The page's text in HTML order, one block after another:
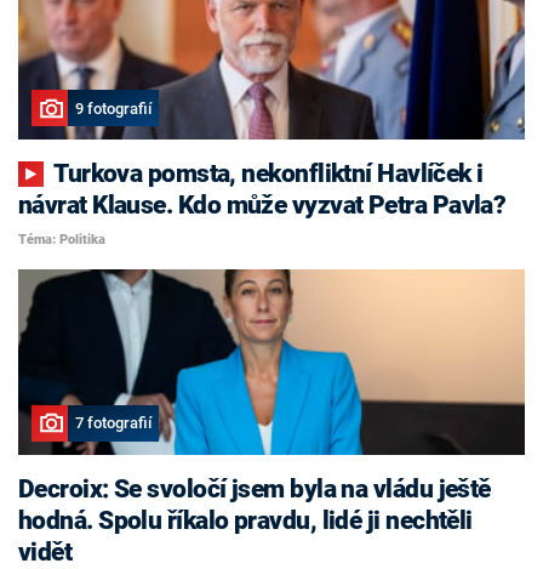
9 fotografií
Turkova pomsta, nekonfliktní Havlíček i
návrat Klause. Kdo může vyzvat Petra Pavla?
Téma: Politika
7 fotografií
Decroix: Se svoločí jsem byla na vládu ještě
hodná. Spolu říkalo pravdu, lidé ji nechtěli
vidět